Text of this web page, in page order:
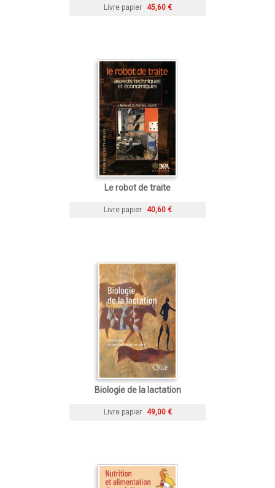
Livre papier 45,60 €
Le robot de traite
Livre papier 40,60 €
Biologie de la lactation
Livre papier 49,00 €